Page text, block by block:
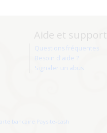
Aide et support
Questions fréquentes
Besoin d'aide ?
Signaler un abus
bancaire Paysite-cash